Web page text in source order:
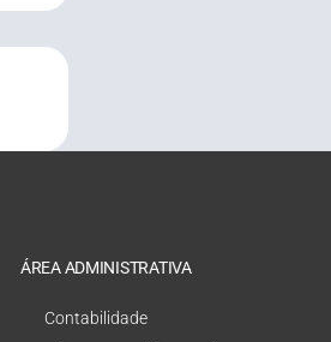
ÁREA ADMINISTRATIVA
Contabilidade